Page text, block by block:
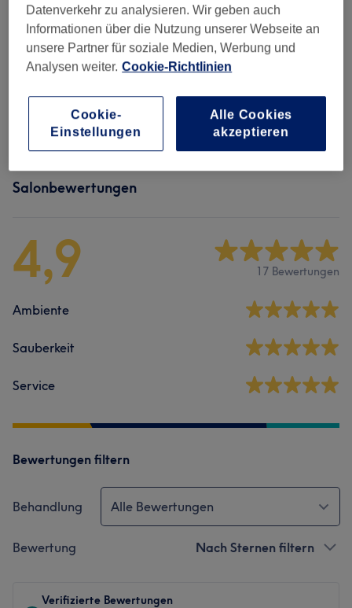
Herren - Haarschnitte & Stylings (4) ab 15 €
Damen - Haarschnitte & Stylings (6 ) ab 38 €
Kinder - Haarschnitte & Stylings 1 )
Salonbewertungen
4,9 17 Bewertungen
Ambiente
Sauberkeit
Service
Bewertungen filtern
Behandlung Alle Bewertungen
Bewertung Nach Sternen filtern
Verifizierte Bewertungen
Datenverkehr zu analysieren. Wir geben auch
Informationen über die Nutzung unserer Webseite an
unsere Partner für soziale Medien, Werbung und
Analysen weiter. Cookie-Richtlinien
Cookie-
Einstellungen
Alle Cookies
akzeptieren